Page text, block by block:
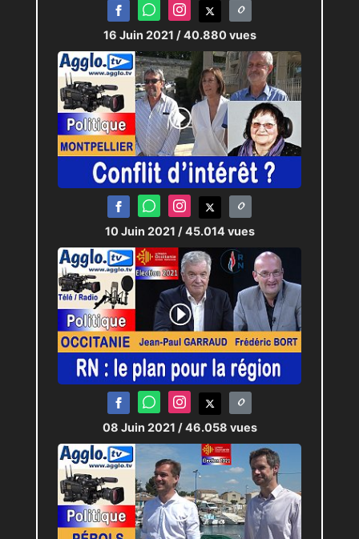
16 Juin 2021 / 40.880 vues
10 Juin 2021 / 45.014 vues
08 Juin 2021 / 46.058 vues